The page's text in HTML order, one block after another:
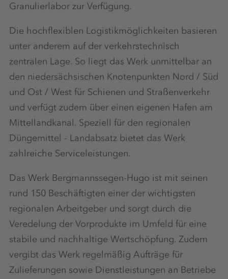
Granulierlabor zur Verfügung.
Die hochflexiblen Logistikmöglichkeiten basieren
unter anderem auf der verkehrstechnisch
zentralen Lage. So liegt das Werk unmittelbar an
den niedersächsischen Knotenpunkten Nord / Süd
und Ost / West für Schienen und Straßenverkehr
und verfügt zudem über einen eigenen Hafen am
Mittellandkanal. Speziell für den regionalen
Düngemittel - Landabsatz bietet das Werk
zahlreiche Serviceleistungen.
Das Werk Bergmannssegen-Hugo ist mit seinen
rund 150 Beschäftigten einer der wichtigsten
regionalen Arbeitgeber und sorgt durch die
Veredelung der Vorprodukte im Umfeld für eine
stabile und nachhaltige Wertschöpfung. Zudem
vergibt das Werk regelmäßig Aufträge für
Zulieferungen sowie Dienstleistungen an Betriebe